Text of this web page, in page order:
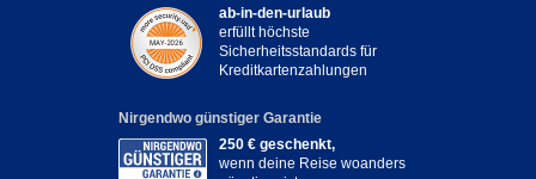
ab-in-den-urlaub
erfüllt höchste
Sicherheitsstandards für
Kreditkartenzahlungen
Nirgendwo günstiger Garantie
250 € geschenkt,
wenn deine Reise woanders